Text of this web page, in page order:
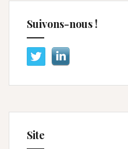
Suivons-nous !
Site